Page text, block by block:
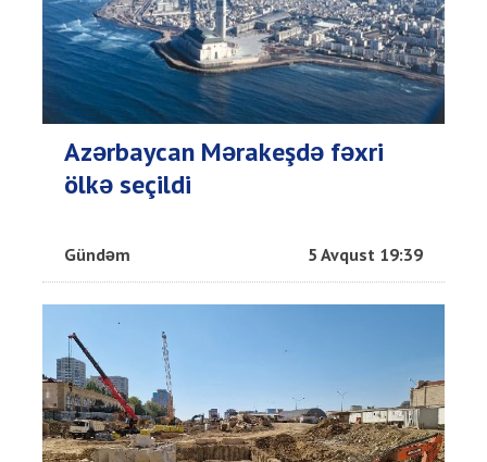
Azərbaycan Mərakeşdə fəxri
ölkə seçildi
Gündəm 5 Avqust 19:39